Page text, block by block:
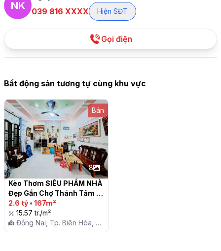
NK
039 816 XXXX
Hiện SĐT
Gọi điện
Bất động sản tương tự cùng khu vực
Bán
8
Kèo Thơm SIÊU PHẨM NHÀ
Đẹp Gần Chợ Thánh Tâm –
Đền Thánh Martin – P. Tân
Hòa, Biên Hòa
2.6 tỷ • 167m²
15.57 tr./m²
Đồng Nai, Tp. Biên Hòa, P.
Tân Hòa